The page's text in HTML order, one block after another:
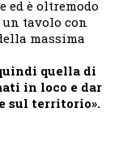
è oltremodo
tavolo con
massima
quella di
in loco e dar
sul territorio».